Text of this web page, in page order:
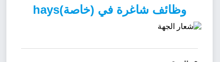
وظائف شاغرة في (خاصة)hays